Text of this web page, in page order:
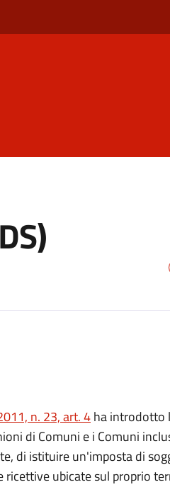
n. 23, art. 4ha introdotto
di Comuni e i Comuni
di istituire un'imposta di
ubicate sul proprio